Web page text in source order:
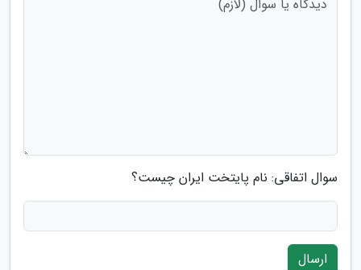
سوال اتفاقی: نام پایتخت ایران چیست؟
ارسال